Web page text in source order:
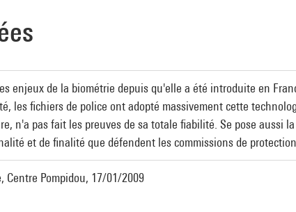
enjeux de la biométrie depuis qu'elle a été introduite en
les fichiers de police ont adopté massivement cette
n'a pas fait les preuves de sa totale fiabilité. Se pose aussi
et de finalité que défendent les commissions de
Centre Pompidou, 17/01/2009